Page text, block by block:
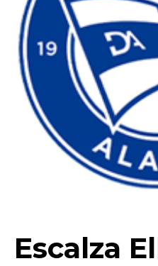
Escalza